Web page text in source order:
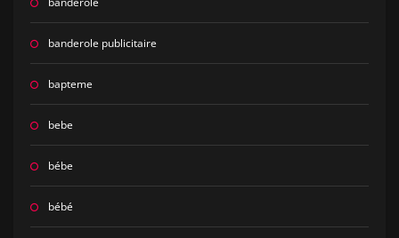
banderole publicitaire
bapteme
bebe
bébe
bébé